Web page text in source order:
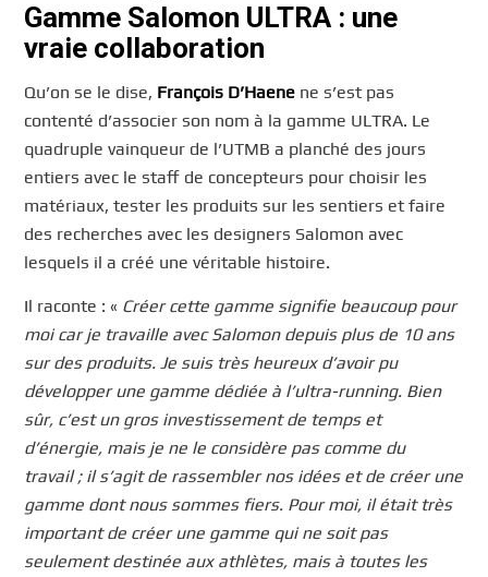
Gamme Salomon ULTRA : une
vraie collaboration
Qu’on se le dise, François D’Haene ne s’est pas
contenté d’associer son nom à la gamme ULTRA. Le
quadruple vainqueur de l’UTMB a planché des jours
entiers avec le staff de concepteurs pour choisir les
matériaux, tester les produits sur les sentiers et faire
des recherches avec les designers Salomon avec
lesquels il a créé une véritable histoire.
Il raconte : « Créer cette gamme signifie beaucoup pour
moi car je travaille avec Salomon depuis plus de 10 ans
sur des produits. Je suis très heureux d’avoir pu
développer une gamme dédiée à l’ultra-running. Bien
sûr, c’est un gros investissement de temps et
d’énergie, mais je ne le considère pas comme du
travail ; il s’agit de rassembler nos idées et de créer une
gamme dont nous sommes fiers. Pour moi, il était très
important de créer une gamme qui ne soit pas
seulement destinée aux athlètes, mais à toutes les